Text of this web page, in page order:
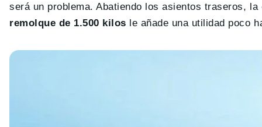
será un problema. Abatiendo los asientos traseros,
remolque de 1.500 kilos le añade una utilidad poco